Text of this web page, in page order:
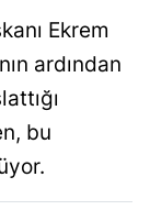
Ekrem
ardından
bu